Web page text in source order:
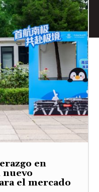
en
el mercado